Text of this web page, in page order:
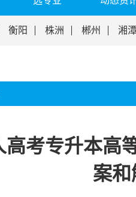
衡阳 株洲 郴州 湘
高考专升本高
案